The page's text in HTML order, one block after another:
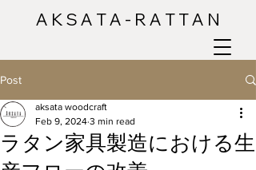
A K S A T A - R A T T A N
Post
ラタン家具製造における生
aksata woodcraft
Feb 9, 2024 3 min read